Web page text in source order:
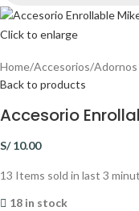
Click to enlarge
Home Accesorios
Back to products
Accesorio
S/10.00
13 Items sold in last 3
18 in stock